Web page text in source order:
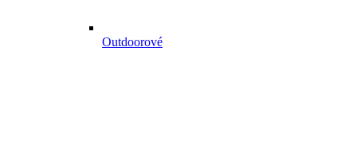
Outdoorové